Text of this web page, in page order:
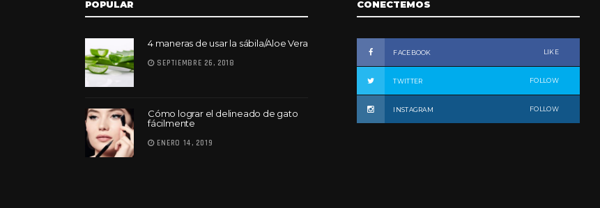
POPULAR
4 maneras de usar la sábila/Aloe Vera
SEPTIEMBRE 26, 2018
Cómo lograr el delineado de gato
fácilmente
ENERO 14, 2019
CONECTEMOS
FACEBOOK LIKE
TWITTER FOLLOW
INSTAGRAM FOLLOW